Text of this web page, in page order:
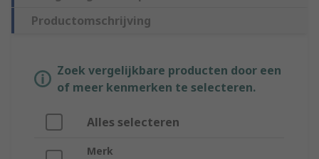
Productomschrijving
Zoek vergelijkbare producten door een
of meer kenmerken te selecteren.
Alles selecteren
Merk